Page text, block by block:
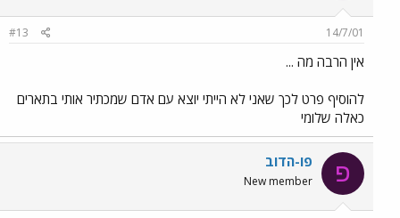
14/7/01
#13
אין הרבה מה ...
להוסיף פרט לכך שאני לא הייתי יוצא עם אדם שמכתיר אותי בתארים
כאלה שלומי
פ פו-הדוב
New member